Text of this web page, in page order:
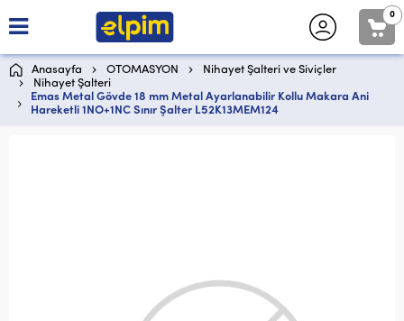
0
Anasayfa OTOMASYON
Nihayet Şalteri ve Siviçler
Nihayet Şalteri
Emas Metal Gövde 18 mm Metal Ayarlanabilir Kollu Makara Ani
Hareketli 1NO+1NC Sınır Şalter L52K13MEM124